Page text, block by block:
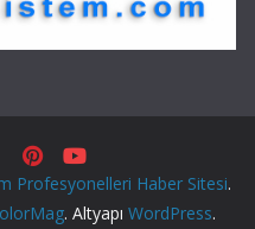
Profesyonelleri Haber Sitesi.
. Altyapı WordPress.